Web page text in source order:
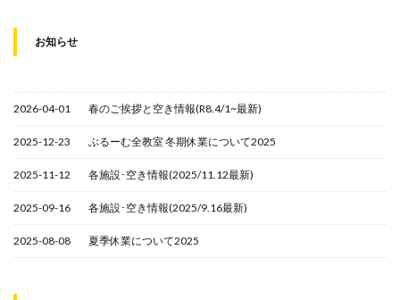
お知らせ
2026-04-01 春のご挨拶と空き情報(R8.4/1~最新)
2025-12-23 ぶるーむ全教室 冬期休業について2025
2025-11-12 各施設･空き情報(2025/11.12最新)
2025-09-16 各施設･空き情報(2025/9.16最新)
2025-08-08 夏季休業について2025